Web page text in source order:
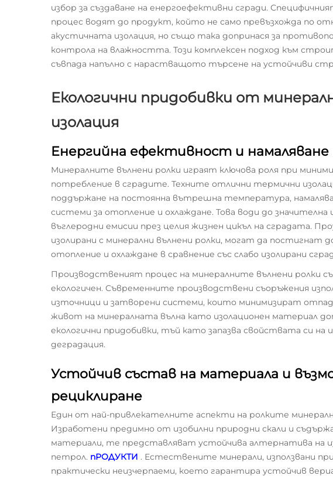
избор за създаване на енергоефективни сгради.
процес водят до продукт, който не само превъзхожда по
акустичната изолация, но също така допринася за
контрола на влажността. Този комплексен подход към
съвпада напълно с нарастващото търсене на устойчиви
Екологични придобивки от
изолация
Енергийна ефективност и намаляване
Минералните вълнени ролки играят ключова роля при
потребление в сградите. Техните отлични термични
поддържане на постоянна вътрешна температура,
системи за отопление и охлаждане. Това води до значителна
въглеродни емисии през целия жизнен цикъл на сградата.
изолирани с минерални вълнени ролки, могат да постигнат
отопление и охлаждане в сравнение със слабо изолирани
Производственият процес на минералните вълнени ролки
екологичен. Съвременните производствени съоръжения
източници и затворени системи, които минимизират
живот на минералната вълна като изолационен материал
екологични придобивки, тъй като запазва свойствата си на
деградация.
Устойчив състав на материала и
рециклиране
Един от най-привлекателните аспекти на ролките
Изработени предимно от изобилни природни скали и
материали, те представляват устойчива алтернатива на
петрол. пРОДУКТИ . Естествените минерали, използвани
практически неизчерпаеми, което гарантира устойчив